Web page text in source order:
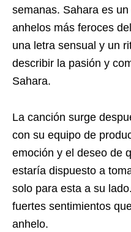
semanas. Sahara es
anhelos más feroces
una letra sensual y un
describir la pasión y
Sahara.
La canción surge
con su equipo de
emoción y el deseo de
estaría dispuesto a
solo para esta a su
fuertes sentimientos
anhelo.